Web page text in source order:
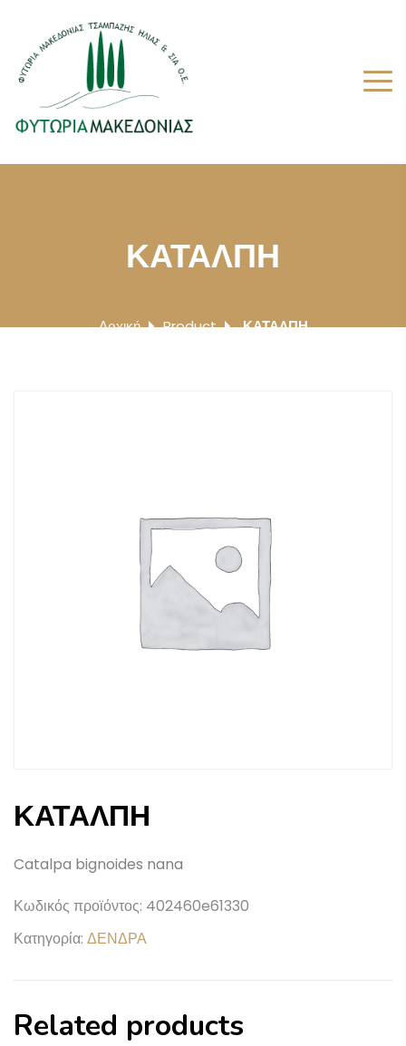
ΚΑΤΑΛΠΗ
Αρχική Product ΚΑΤΑΛΠΗ
ΚΑΤΑΛΠΗ
Catalpa bignoides nana
Κωδικός προϊόντος: 402460e61330
Κατηγορία: ΔΕΝΔΡΑ
Related products